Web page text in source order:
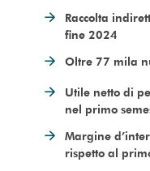
Raccolta
fine 2024
Oltre 77 mila
Utile netto di
nel primo
Margine
rispetto al